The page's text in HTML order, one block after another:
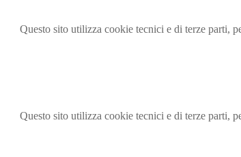
Questo sito utilizza cookie tecnici e di terze parti,
Questo sito utilizza cookie tecnici e di terze parti,